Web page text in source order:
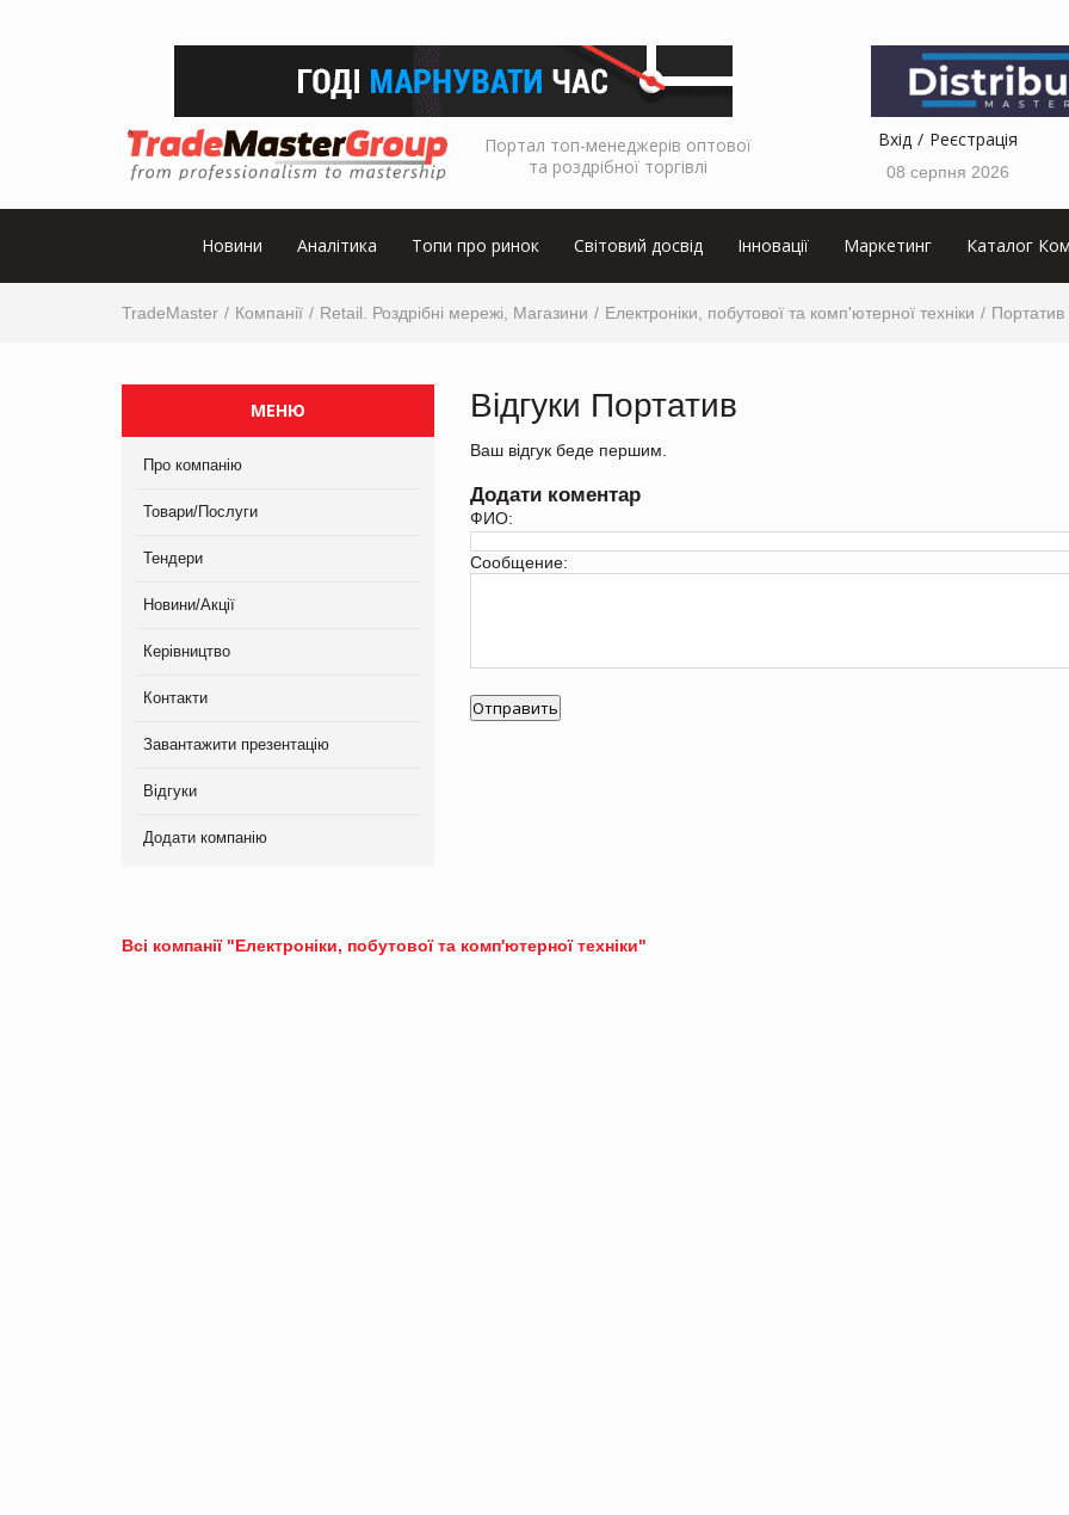
Портал топ-менеджерів оптової
та роздрібної торгівлі
Вхід Реєстрація
08 серпня 2026
Новини Аналітика Топи про ринок Світовий досвід Інновації Маркетинг Каталог
TradeMaster Компанії Retail. Роздрібні мережі, Магазини Електроніки, побутової та комп'ютерної техніки Портатив
МЕНЮ
Про компанію
Товари/Послуги
Тендери
Новини/Акції
Керівництво
Контакти
Завантажити презентацію
Відгуки
Додати компанію
Відгуки Портатив
Ваш відгук беде першим.
Додати коментар
ФИО:
Сообщение:
Всі компанії "Електроніки, побутової та комп'ютерної техніки"